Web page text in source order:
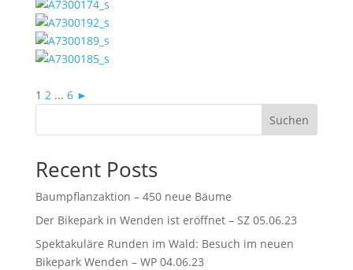
1 2 ... 6 ►
Suchen
Recent Posts
Baumpflanzaktion – 450 neue Bäume
Der Bikepark in Wenden ist eröffnet – SZ 05.06.23
Spektakuläre Runden im Wald: Besuch im neuen
Bikepark Wenden – WP 04.06.23